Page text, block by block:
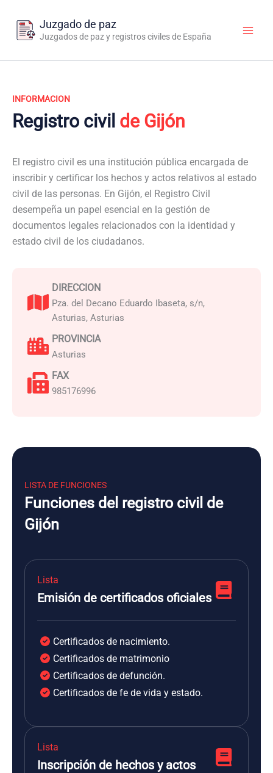
contenido
Juzgado de paz
Juzgados de paz y registros civiles de España
INFORMACION
Registro civil de Gijón
El registro civil es una institución pública encargada de
inscribir y certificar los hechos y actos relativos al estado
civil de las personas. En Gijón, el Registro Civil
desempeña un papel esencial en la gestión de
documentos legales relacionados con la identidad y
estado civil de los ciudadanos.
DIRECCION
Pza. del Decano Eduardo Ibaseta, s/n,
Asturias, Asturias
PROVINCIA
Asturias
FAX
985176996
LISTA DE FUNCIONES
Funciones del registro civil de
Gijón
Lista
Emisión de certificados oficiales
Certificados de nacimiento.
Certificados de matrimonio
Certificados de defunción.
Certificados de fe de vida y estado.
Lista
Inscripción de hechos y actos